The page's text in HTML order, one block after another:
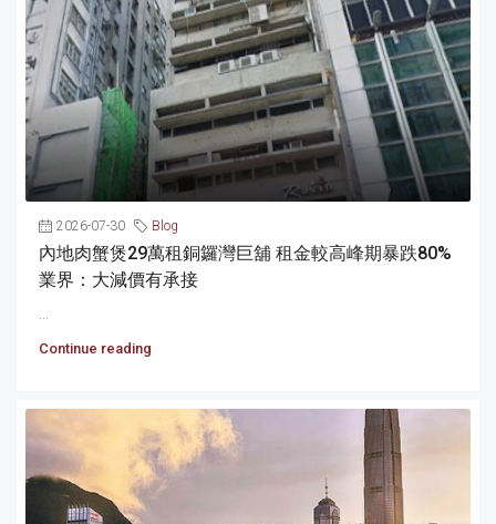
2026-07-30 Blog
內地肉蟹煲29萬租銅鑼灣巨舖 租金較高峰期暴跌80%
業界：大減價有承接
Continue reading